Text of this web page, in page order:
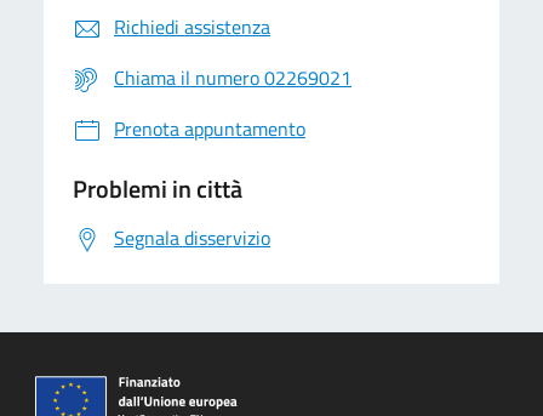
Richiedi assistenza
Chiama il numero 02269021
Prenota appuntamento
Problemi in città
Segnala disservizio